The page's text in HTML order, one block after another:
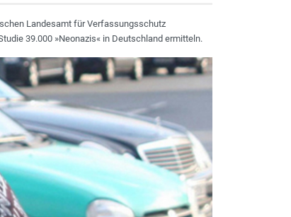
Landesamt für Verfassungsschutz
39.000 »Neonazis« in Deutschland ermitteln.